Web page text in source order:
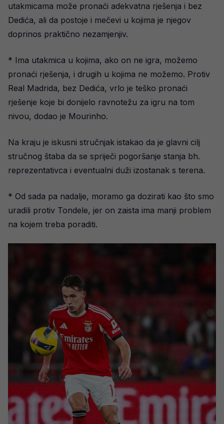
utakmicama može pronaći adekvatna rješenja i bez
Dedića, ali da postoje i mečevi u kojima je njegov
doprinos praktično nezamjenjiv.
* Ima utakmica u kojima, ako on ne igra, možemo
pronaći rješenja, i drugih u kojima ne možemo. Protiv
Real Madrida, bez Dedića, vrlo je teško pronaći
rješenje koje bi donijelo ravnotežu za igru na tom
nivou, dodao je Mourinho.
Na kraju je iskusni stručnjak istakao da je glavni cilj
stručnog štaba da se spriječi pogoršanje stanja bh.
reprezentativca i eventualni duži izostanak s terena.
* Od sada pa nadalje, moramo ga dozirati kao što smo
uradili protiv Tondele, jer on zaista ima manji problem
na kojem treba poraditi.